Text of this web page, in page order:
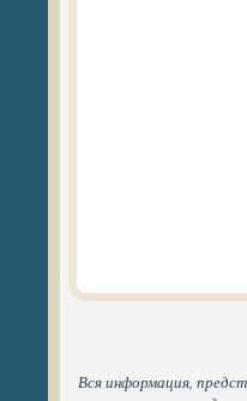
Вся информация,